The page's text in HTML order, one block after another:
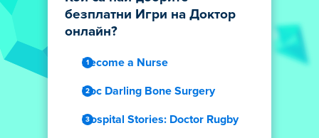
безплатни Игри на Доктор
онлайн?
Become a Nurse
Doc Darling Bone Surgery
Hospital Stories: Doctor Rugby